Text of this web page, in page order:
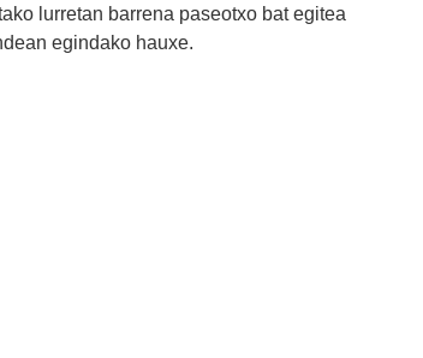
lurretan barrena paseotxo bat egitea
egindako hauxe.